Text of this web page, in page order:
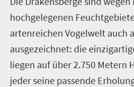
hochgelegenen
artenreichen Vogelwelt auch
ausgezeichnet: die
liegen auf über 2.750 Metern
jeder seine passende